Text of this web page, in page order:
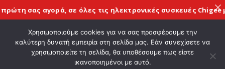
ΚΑΛΩΣ ΗΡΘΑΤΕ ΣΤΟ E-SHOP ΜΟΤΟ ΠΗΓΑΣΟΣ !
σας αγορά, σε όλες τιςηλεκτρονικές συσκευές Chigeeμε
Χρησιμοποιούμε cookies για να σας προσφέρουμε την
καλύτερη δυνατή εμπειρία στη σελίδα μας. Εάν συνεχίσετε να
χρησιμοποιείτε τη σελίδα, θα υποθέσουμε πως είστε
ικανοποιημένοι με αυτό.